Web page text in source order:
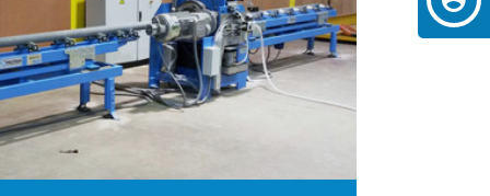
ПРОСМОТР ПРОДУКТОВ